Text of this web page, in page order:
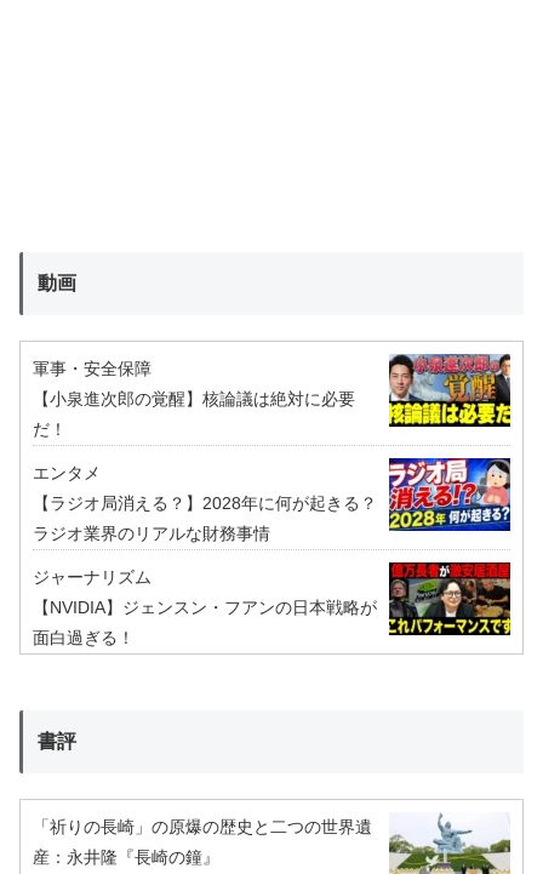
動画
軍事・安全保障
【小泉進次郎の覚醒】核論議は絶対に必要
だ！
エンタメ
【ラジオ局消える？】2028年に何が起きる？
ラジオ業界のリアルな財務事情
ジャーナリズム
【NVIDIA】ジェンスン・フアンの日本戦略が
面白過ぎる！
書評
「祈りの長崎」の原爆の歴史と二つの世界遺
産：永井隆『長崎の鐘』